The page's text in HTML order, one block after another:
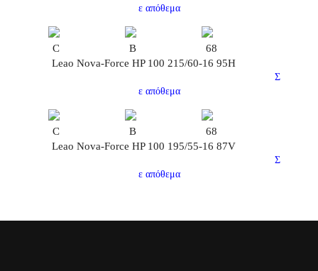
ε απόθεμα
C B
68
Leao Nova-Force HP 100 215/60-16 95H
Σ
ε απόθεμα
C B
68
Leao Nova-Force HP 100 195/55-16 87V
Σ
ε απόθεμα